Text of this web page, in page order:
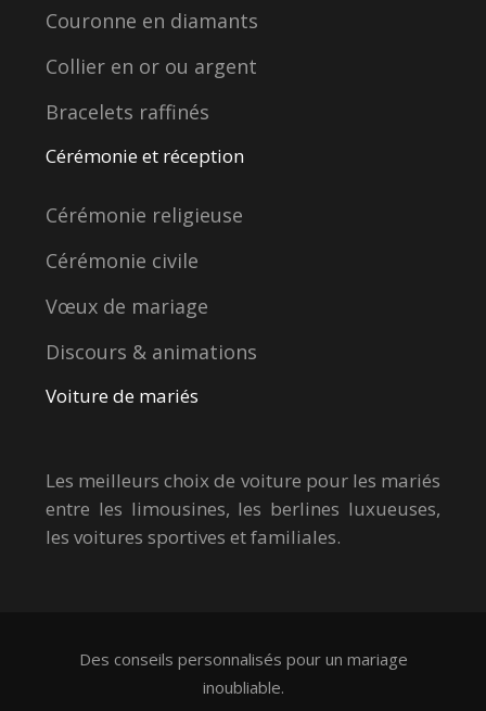
Couronne en diamants
Collier en or ou argent
Bracelets raffinés
Cérémonie et réception
Cérémonie religieuse
Cérémonie civile
Vœux de mariage
Discours & animations
Voiture de mariés
Les meilleurs choix de voiture pour les mariés
entre les limousines, les berlines luxueuses,
les voitures sportives et familiales.
Des conseils personnalisés pour un mariage
inoubliable.